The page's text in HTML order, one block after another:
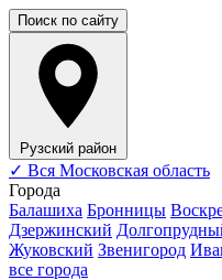
Поиск по сайту
Рузский район
✓ Вся Московская область
Города
Балашиха Бронницы
Дзержинский
Жуковский Звенигород
все города